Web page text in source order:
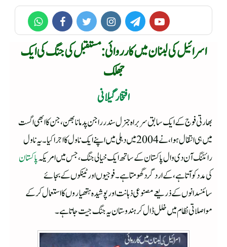
اسرائیل کی لبنان میں کارروائی : مستقبل کی جنگ کی ایک
جھلک
افتخار گیلانی
بھارتی فوج کے ایک سابق سربراہ جنرل سندر راجن پدمانابھن، جن کا ابھی اگست
میں ہی انتقال ہوا، نے 2004 میں دہلی میں اپنے ایک ناول کا اجرا کیا۔ یہ ناول
رائٹنگ آن دی وال پاکستان کے ساتھ ایک خیالی جنگ، جس میں امریکہپاکستان
کی مدد کو آتا ہے، کے ارد گرد گھومتا ہے۔ فوجیوں اور ٹینکوں کے بجائے
سائنسدانوں کے ذریعے مصنوعی ذہانت اور پوشیدہ ہتھیاروں کا استعمال کرکے
مواصلاتی نظام میں خلل ڈال کر ہندوستان یہ جنگ جیت جاتا ہے۔